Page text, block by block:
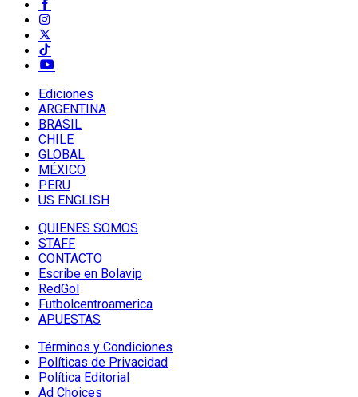
Ediciones
ARGENTINA
BRASIL
CHILE
GLOBAL
MÉXICO
PERU
US ENGLISH
QUIENES SOMOS
STAFF
CONTACTO
Escribe en Bolavip
RedGol
Futbolcentroamerica
APUESTAS
Términos y Condiciones
Políticas de Privacidad
Política Editorial
Ad Choices